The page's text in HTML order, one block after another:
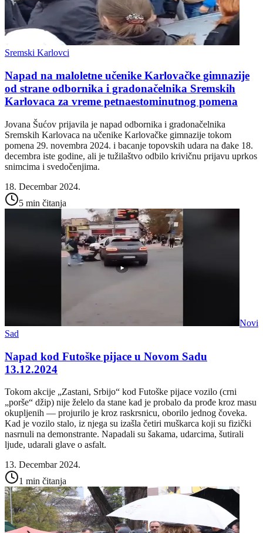
Sremski Karlovci
Napad na maloletne učenike Karlovačke gimnazije
od strane odbornika i gradonačelnika Sremskih
Karlovaca za vreme petnaestominutnog pomena
Jovana Šućov prijavila je napad odbornika i gradonačelnika
Sremskih Karlovaca na učenike Karlovačke gimnazije tokom
pomena 29. novembra 2024. i bacanje topovskih udara na đake 18.
decembra iste godine, ali je tužilaštvo odbilo krivičnu prijavu uprkos
snimcima i svedočenjima.
18. Decembar 2024.
5 min čitanja
Novi
Sad
Napad kod Futoške pijace u Novom Sadu
13.12.2024
Tokom akcije „Zastani, Srbijo“ kod Futoške pijace vozilo (crni
„porše“ džip) nije želelo da stane kad je probalo da prođe kroz masu
okupljenih — projurilo je kroz raskrsnicu, oborilo jednog čoveka.
Kad je vozilo stalo, iz njega su izašla četiri muškarca koji su fizički
nasrnuli na demonstrante. Napadali su šakama, udarcima, šutirali
ljude, udarali glave o asfalt.
13. Decembar 2024.
1 min čitanja